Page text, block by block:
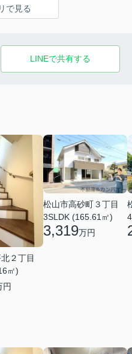
で見る
LINEで共有する
２丁目
㎡)
円
松山市高砂町３丁目
3SLDK (165.61㎡)
3,319万円